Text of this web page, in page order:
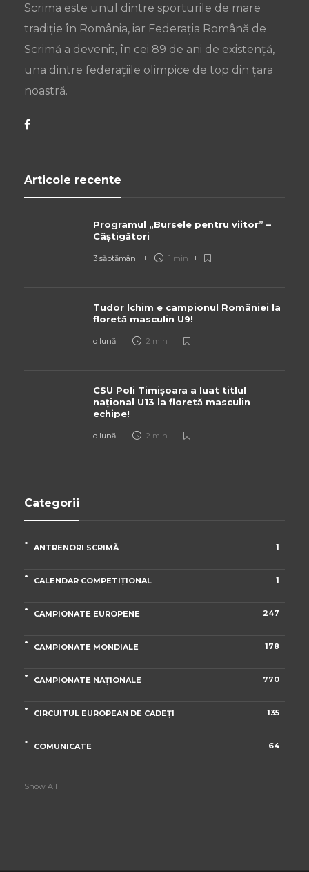
Scrima este unul dintre sporturile de mare
tradiție în România, iar Federația Română de
Scrimă a devenit, în cei 89 de ani de existență,
una dintre federațiile olimpice de top din țara
noastră.
Articole recente
Programul „Bursele pentru viitor” –
Câștigători
3 săptămâni 1 min
Tudor Ichim e campionul României la
floretă masculin U9!
o lună 2 min
CSU Poli Timișoara a luat titlul
național U13 la floretă masculin
echipe!
o lună 2 min
Categorii
ANTRENORI SCRIMĂ 1
CALENDAR COMPETIȚIONAL 1
CAMPIONATE EUROPENE 247
CAMPIONATE MONDIALE 178
CAMPIONATE NAȚIONALE 770
CIRCUITUL EUROPEAN DE CADEȚI 135
COMUNICATE 64
Show All